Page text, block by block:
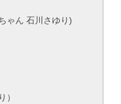
ゃん 石川さゆり)
）